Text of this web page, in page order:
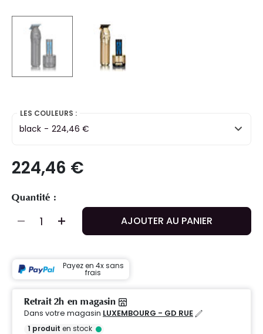
selected
LES COULEURS :
black - 224,46 €
224,46 €
Quantité :
AJOUTER AU PANIER
Payez en 4x sans
frais
Retrait 2h en magasin
Dans votre magasin LUXEMBOURG - GD RUE
1 produit en stock